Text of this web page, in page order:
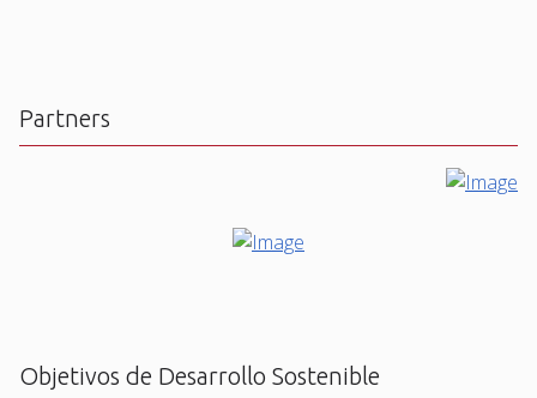
Partners
Objetivos de Desarrollo Sostenible